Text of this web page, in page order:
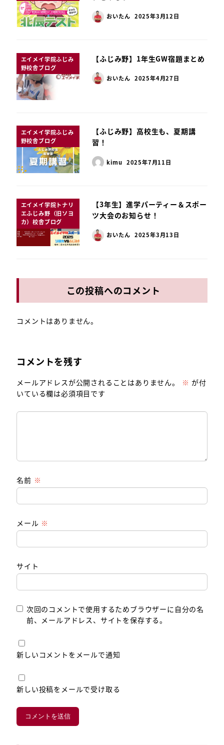
おいたん 2025年3月12日
エイメイ学院ふじみ
野校舎ブログ
【ふじみ野】1年生GW宿題まとめ
おいたん 2025年4月27日
エイメイ学院ふじみ
野校舎ブログ
【ふじみ野】高校生も、夏期講
習！
kimu 2025年7月11日
エイメイ学院トナリ
エふじみ野（旧ソヨ
カ）校舎ブログ
【3年生】進学パーティー＆スポー
ツ大会のお知らせ！
おいたん 2025年3月13日
この投稿へのコメント
コメントはありません。
コメントを残す
メールアドレスが公開されることはありません。 ※ が付
いている欄は必須項目です
名前 ※
メール ※
サイト
次回のコメントで使用するためブラウザーに自分の名
前、メールアドレス、サイトを保存する。
新しいコメントをメールで通知
新しい投稿をメールで受け取る